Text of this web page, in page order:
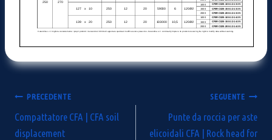
Navigazione
articoli
PRECEDENTE
Compattatore CFA | CFA soil
displacement
SEGUENTE
Punte da roccia per aste
elicoidali CFA | Rock head for